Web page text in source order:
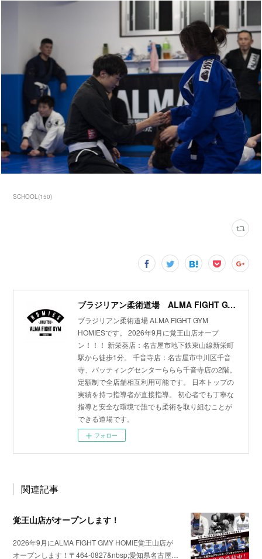
SCHOOL(150)
ブラジリアン柔術道場 ALMA FIGHT GYM HOMIES(ホーミーズ)
ブラジリアン柔術道場 ALMA FIGHT GYM
HOMIESです。 2026年9月に覚王山店オープ
ン！！！ 新栄葵店：名古屋市地下鉄東山線新栄町
駅から徒歩1分。 千音寺店：名古屋市中川区千音
寺、バッティングセンターららら千音寺店の2階。
定額制で全店舗相互利用可能です。 日本トップの
実績を持つ指導者が直接指導。 初心者でも丁寧な
指導と安全な環境で誰でも柔術を取り組むことが
できる道場です。
フォロー
関連記事
覚王山店がオープンします！
2026年9月にALMA FIGHT GMY HOMIE覚王山店が
オープンします！〒464-0827&nbsp;愛知県名古屋…